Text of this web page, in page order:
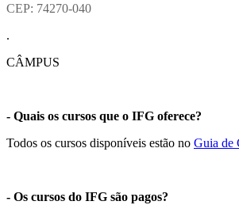
CEP: 74270-040
.
CÂMPUS
- Quais os cursos que o IFG oferece?
Todos os cursos disponíveis estão no Guia de
- Os cursos do IFG são pagos?